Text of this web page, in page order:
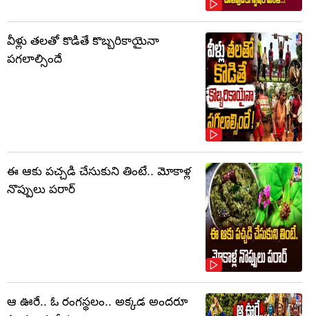
వీళ్లు తలతో కొడితే కొబ్బరికాయైనా
పగలాల్సిందే
ఈ ఆకు పచ్చడి చేసుకుని తింటే.. మోకాళ్ల
నొప్పులు పరార్‌
ఆ ఊరే.. ఓ రంగస్థలం.. అక్కడ అందరూ